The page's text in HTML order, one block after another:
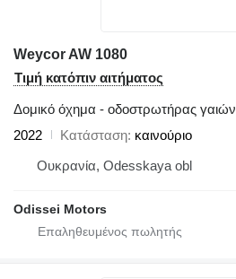
Weycor AW 1080
Τιμή κατόπιν αιτήματος
Δομικό όχημα - οδοστρωτήρας γαιών
2022
Κατάσταση καινούριο
Ουκρανία, Odesskaya obl
Odissei Motors